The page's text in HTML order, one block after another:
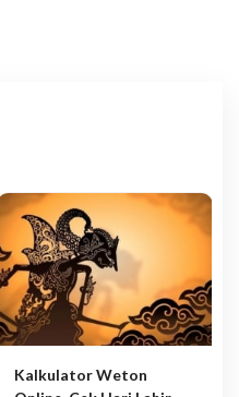
Kalkulator Weton